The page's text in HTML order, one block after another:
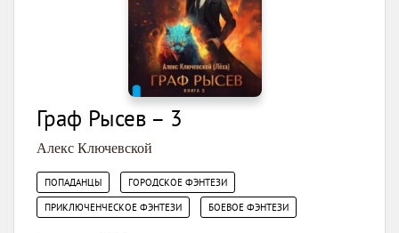
Граф Рысев – 3
Алекс Ключевской
ПОПАДАНЦЫ ГОРОДСКОЕ ФЭНТЕЗИ
ПРИКЛЮЧЕНЧЕСКОЕ ФЭНТЕЗИ БОЕВОЕ ФЭНТЕЗИ